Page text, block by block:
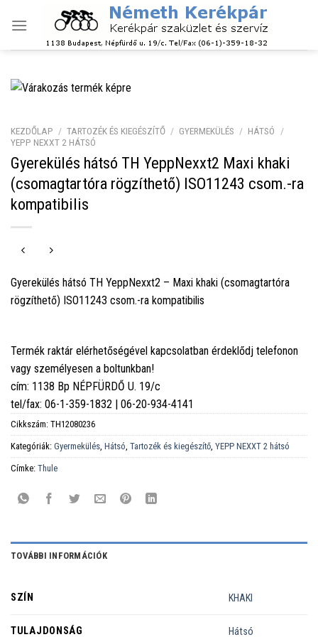
KEZDŐLAP / TARTOZÉK ÉS KIEGÉSZÍTŐ / GYERMEKÜLÉS / HÁTSÓ
/
YEPP NEXXT 2 HÁTSÓ
Gyerekülés hátsó TH YeppNexxt2 Maxi khaki
(csomagtartóra rögzíthető) ISO11243 csom.-ra
kompatibilis
Gyerekülés hátsó TH YeppNexxt2 – Maxi khaki (csomagtartóra
rögzíthető) ISO11243 csom.-ra kompatibilis
Termék raktár elérhetőségével kapcsolatban érdeklődj telefonon
vagy személyesen a boltunkban!
cím: 1138 Bp NÉPFÜRDŐ U. 19/c
tel/fax: 06-1-359-1832 | 06-20-934-4141
Cikkszám: TH12080236
Kategóriák: Gyermekülés Hátsó Tartozék és kiegészítő YEPP NEXXT 2 hátsó
Címke: Thule
TOVÁBBI INFORMÁCIÓK
SZÍN KHAKI
TULAJDONSÁG Hátsó